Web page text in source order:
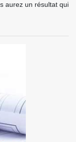
aurez un résultat qui